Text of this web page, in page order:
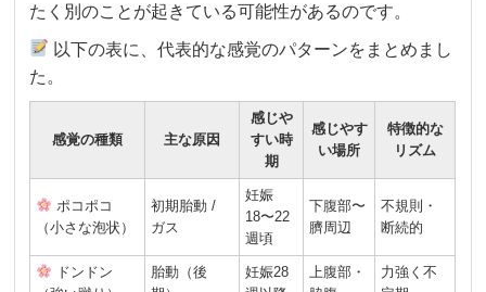
たく別のことが起きている可能性があるのです。
以下の表に、代表的な感覚のパターンをまとめまし
た。
感覚の種類 主な原因
感じや
すい時
期
感じやす
い場所
特徴的な
リズム
ポコポコ
（小さな泡状）
初期胎動 /
ガス
妊娠
18〜22
週頃
下腹部〜
臍周辺
不規則・
断続的
ドンドン
胎動（後
妊娠28
上腹部・
力強く不